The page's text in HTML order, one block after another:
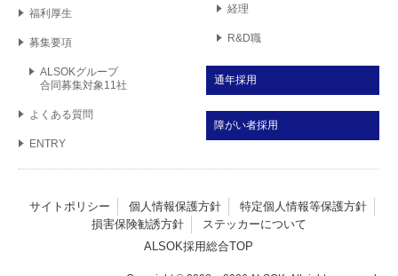
経理
R&D職
福利厚生
募集要項
ALSOKグループ
合同募集対象11社
よくある質問
ENTRY
通年採用
障がい者採用
サイトポリシー 個人情報保護方針
特定個人情報等保護方針
損害保険勧誘方針
ステッカーについて
ALSOK採用総合TOP